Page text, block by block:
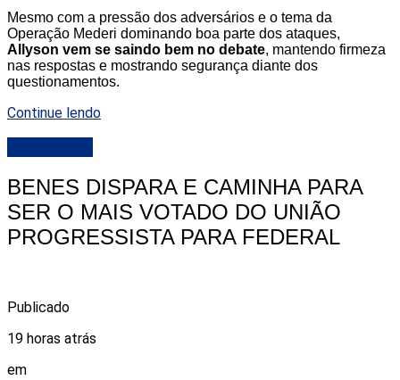
Mesmo com a pressão dos adversários e o tema da
Operação Mederi dominando boa parte dos ataques,
Allyson vem se saindo bem no debate, mantendo firmeza
nas respostas e mostrando segurança diante dos
questionamentos.
Continue lendo
BENES DISPARA E CAMINHA PARA
SER O MAIS VOTADO DO UNIÃO
PROGRESSISTA PARA FEDERAL
Publicado
19 horas atrás
em